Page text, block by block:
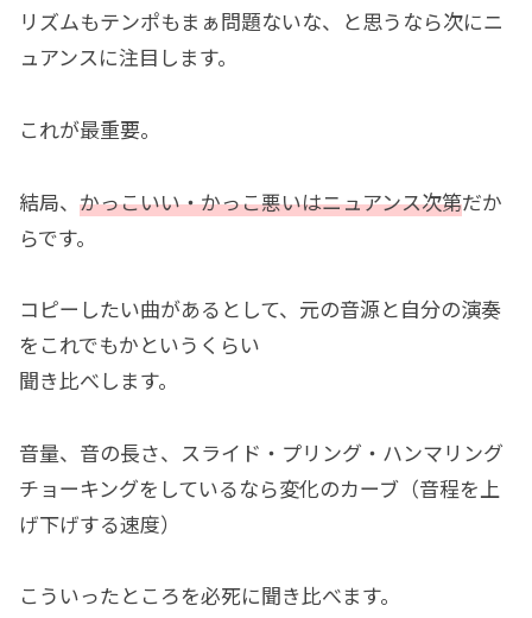
リズムもテンポもまぁ問題ないな、と思うなら次にニ
ュアンスに注目します。
これが最重要。
結局、 かっこいい・かっこ悪いはニュアンス次第だか
らです。
コピーしたい曲があるとして、元の音源と自分の演奏
をこれでもかというくらい
聞き比べします。
音量、音の長さ、スライド・プリング・ハンマリング
チョーキングをしているなら変化のカーブ（音程を上
げ下げする速度）
こういったところを必死に聞き比べます。